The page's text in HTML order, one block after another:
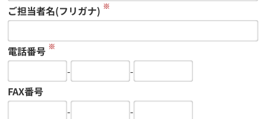
ご担当者名(フリガナ) ※
電話番号 ※
-
-
FAX番号
-
-